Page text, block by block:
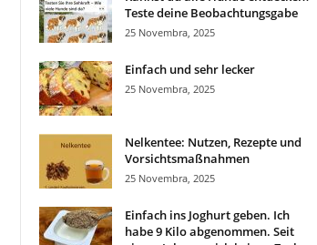
Teste deine Beobachtungsgabe
25 Novembra, 2025
Einfach und sehr lecker
25 Novembra, 2025
Nelkentee: Nutzen, Rezepte und
Vorsichtsmaßnahmen
25 Novembra, 2025
Einfach ins Joghurt geben. Ich
habe 9 Kilo abgenommen. Seit